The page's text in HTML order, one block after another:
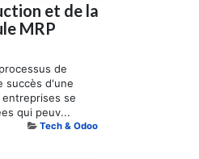
et de la
MRP
de
succès d'une
se
qui peuv...
Tech & Odoo